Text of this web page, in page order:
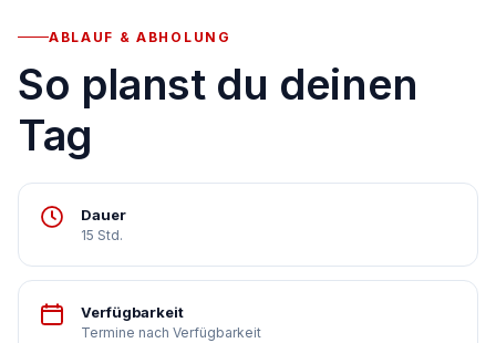
ABLAUF & ABHOLUNG
So planst du deinen
Tag
Dauer
15 Std.
Verfügbarkeit
Termine nach Verfügbarkeit